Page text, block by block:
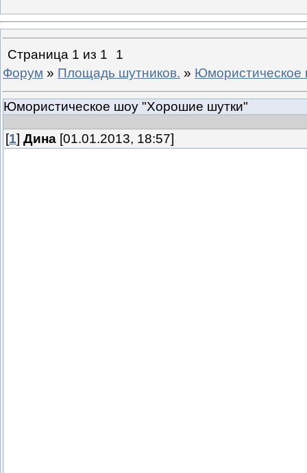
Страница 1 из 1
1
Форум » Площадь шутников. »
Юмористическое шоу "Хорошие шутки"
[1] Дина [01.01.2013, 18:57]